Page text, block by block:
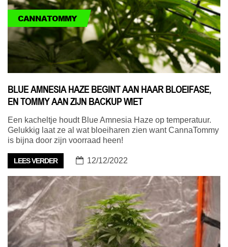
CANNATOMMY
BLUE AMNESIA HAZE BEGINT AAN HAAR BLOEIFASE,
EN TOMMY AAN ZIJN BACKUP WIET
Een kacheltje houdt Blue Amnesia Haze op temperatuur.
Gelukkig laat ze al wat bloeiharen zien want CannaTommy
is bijna door zijn voorraad heen!
LEES VERDER 12/12/2022